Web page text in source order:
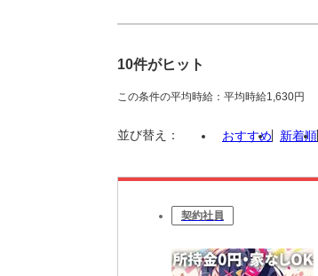
10件がヒット
この条件の平均時給：平均時給1,630円
並び替え： おすすめ 新着順
契約社員